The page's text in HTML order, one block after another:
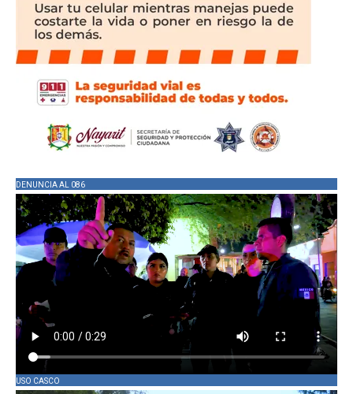
DENUNCIA AL 086
USO CASCO